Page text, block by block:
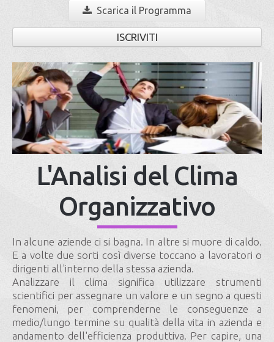
Scarica il Programma
ISCRIVITI
L'Analisi del Clima
Organizzativo
In alcune aziende ci si bagna. In altre si muore di caldo.
E a volte due sorti così diverse toccano a lavoratori o
dirigenti all'interno della stessa azienda.
Analizzare il clima significa utilizzare strumenti
scientifici per assegnare un valore e un segno a questi
fenomeni, per comprenderne le conseguenze a
medio/lungo termine su qualità della vita in azienda e
andamento dell'efficienza produttiva. Per capire, una